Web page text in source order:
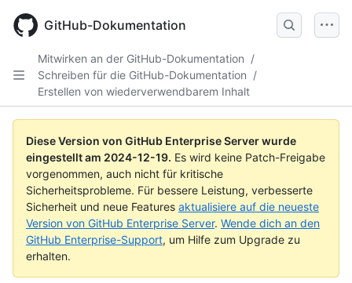
main
GitHub-Dokumentation
Mitwirken an der GitHub-Dokumentation /
Schreiben für die GitHub-Dokumentation /
Erstellen von wiederverwendbarem Inhalt
Diese Version von GitHub Enterprise Server wurde
eingestellt am 2024-12-19. Es wird keine Patch-Freigabe
vorgenommen, auch nicht für kritische
Sicherheitsprobleme. Für bessere Leistung, verbesserte
Sicherheit und neue Features aktualisiere auf die neueste
Version von GitHub Enterprise Server. Wende dich an den
GitHub Enterprise-Support, um Hilfe zum Upgrade zu
erhalten.